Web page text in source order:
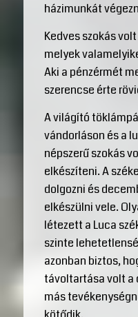
házimunkát
Kedves szokás
melyek
Aki a pénzérmét
szerencse érte
A világító
vándorláson és a
népszerű szokás
elkészíteni. A
dolgozni és
elkészülni vele.
létezett a Luca
szinte
azonban biztos,
távoltartása volt a
más